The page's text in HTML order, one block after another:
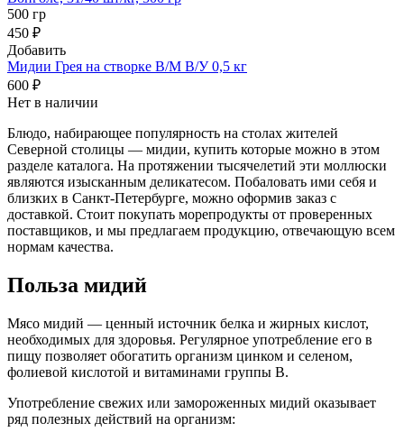
500 гр
450 ₽
Добавить
Мидии Грея на створке В/М В/У 0,5 кг
600 ₽
Нет в наличии
Блюдо, набирающее популярность на столах жителей
Северной столицы — мидии, купить которые можно в этом
разделе каталога. На протяжении тысячелетий эти моллюски
являются изысканным деликатесом. Побаловать ими себя и
близких в Санкт-Петербурге, можно оформив заказ с
доставкой. Стоит покупать морепродукты от проверенных
поставщиков, и мы предлагаем продукцию, отвечающую всем
нормам качества.
Польза мидий
Мясо мидий — ценный источник белка и жирных кислот,
необходимых для здоровья. Регулярное употребление его в
пищу позволяет обогатить организм цинком и селеном,
фолиевой кислотой и витаминами группы B.
Употребление свежих или замороженных мидий оказывает
ряд полезных действий на организм: